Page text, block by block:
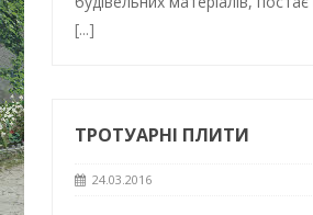
[...]
ТРОТУАРНІ ПЛИТИ
24.03.2016